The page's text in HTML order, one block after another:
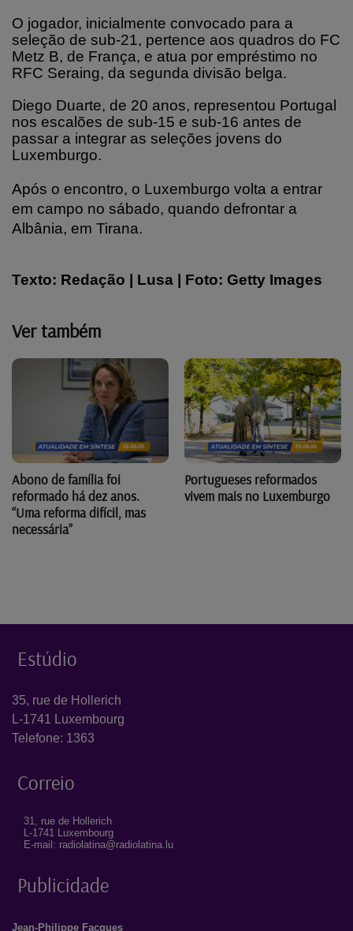
O jogador, inicialmente convocado para a
seleção de sub-21, pertence aos quadros do FC
Metz B, de França, e atua por empréstimo no
RFC Seraing, da segunda divisão belga.
Diego Duarte, de 20 anos, representou Portugal
nos escalões de sub-15 e sub-16 antes de
passar a integrar as seleções jovens do
Luxemburgo.
Após o encontro, o Luxemburgo volta a entrar
em campo no sábado, quando defrontar a
Albânia, em Tirana.
Texto: Redação | Lusa | Foto: Getty Images
Ver também
Abono de família foi
reformado há dez anos.
“Uma reforma difícil, mas
necessária”
Portugueses reformados
vivem mais no Luxemburgo
Estúdio
35, rue de Hollerich
L-1741 Luxembourg
Telefone: 1363
Correio
31, rue de Hollerich
L-1741 Luxembourg
E-mail: radiolatina@radiolatina.lu
Publicidade
Jean-Philippe Facques